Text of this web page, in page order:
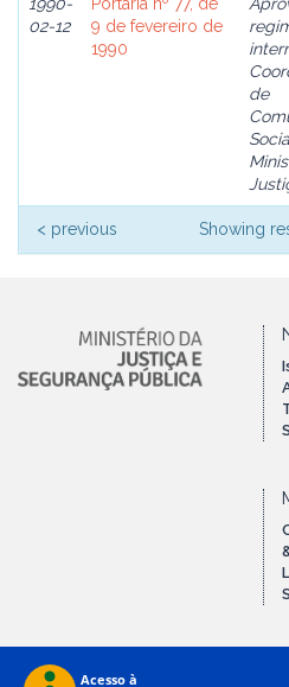
02-12
9 de fevereiro de
1990
de
Showing
< previous